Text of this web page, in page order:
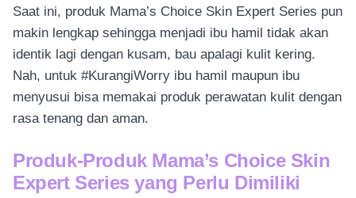
Saat ini, produk Mama’s Choice Skin Expert Series pun
makin lengkap sehingga menjadi ibu hamil tidak akan
identik lagi dengan kusam, bau apalagi kulit kering.
Nah, untuk #KurangiWorry ibu hamil maupun ibu
menyusui bisa memakai produk perawatan kulit dengan
rasa tenang dan aman.
Produk-Produk Mama’s Choice Skin
Expert Series yang Perlu Dimiliki